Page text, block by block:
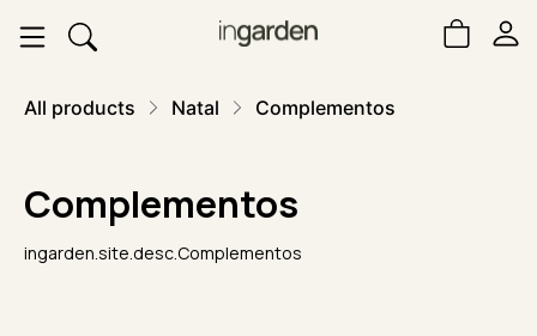
All products Natal Complementos
Complementos
ingarden.site.desc.Complementos